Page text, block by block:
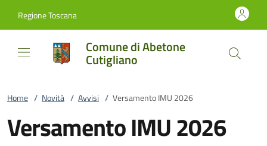
Regione Toscana
Comune di Abetone
Cutigliano
Home / Novità / Avvisi / Versamento IMU 2026
Versamento IMU 2026